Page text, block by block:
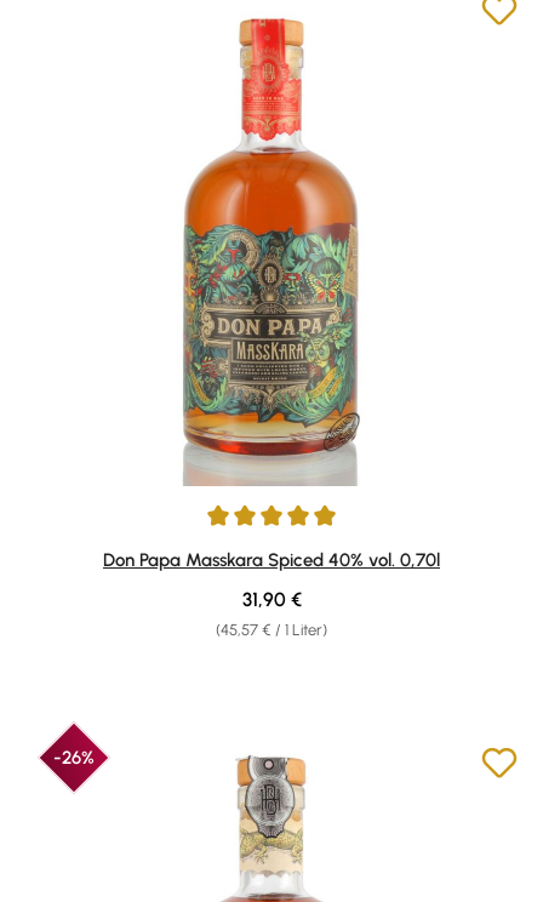
Durchschnittliche Bewertung von 4.89 von 5 Sternen
Don Papa Masskara Spiced 40% vol. 0,70l
(45,57 € / 1 Liter)
Regulärer Preis:
31,90 €
-26%